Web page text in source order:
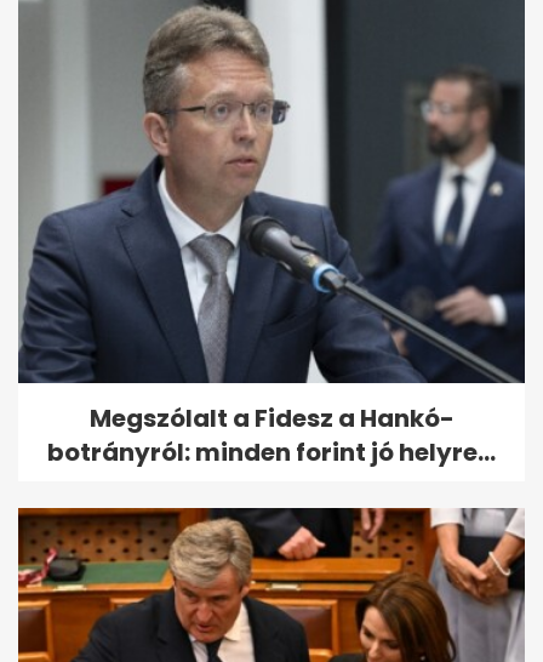
Megszólalt a Fidesz a Hankó-
botrányról: minden forint jó helyre...